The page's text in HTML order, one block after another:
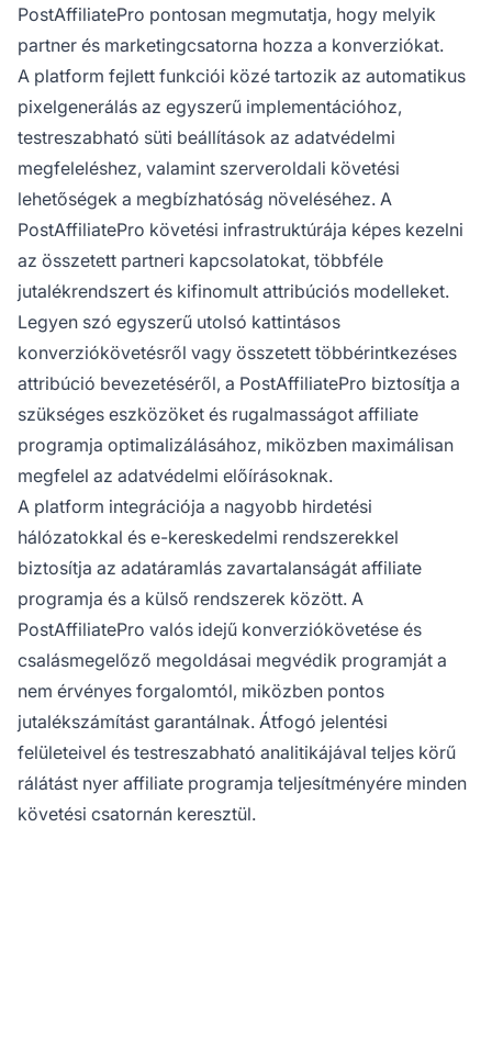
PostAffiliatePro pontosan megmutatja, hogy melyik
partner és marketingcsatorna hozza a konverziókat.
A platform fejlett funkciói közé tartozik az automatikus
pixelgenerálás az egyszerű implementációhoz,
testreszabható süti beállítások az adatvédelmi
megfeleléshez, valamint szerveroldali követési
lehetőségek a megbízhatóság növeléséhez. A
PostAffiliatePro követési infrastruktúrája képes kezelni
az összetett partneri kapcsolatokat, többféle
jutalékrendszert és kifinomult attribúciós modelleket.
Legyen szó egyszerű utolsó kattintásos
konverziókövetésről vagy összetett többérintkezéses
attribúció bevezetéséről, a PostAffiliatePro biztosítja a
szükséges eszközöket és rugalmasságot affiliate
programja optimalizálásához, miközben maximálisan
megfelel az adatvédelmi előírásoknak.
A platform integrációja a nagyobb hirdetési
hálózatokkal és e-kereskedelmi rendszerekkel
biztosítja az adatáramlás zavartalanságát affiliate
programja és a külső rendszerek között. A
PostAffiliatePro valós idejű konverziókövetése és
csalásmegelőző megoldásai megvédik programját a
nem érvényes forgalomtól, miközben pontos
jutalékszámítást garantálnak. Átfogó jelentési
felületeivel és testreszabható analitikájával teljes körű
rálátást nyer affiliate programja teljesítményére minden
követési csatornán keresztül.